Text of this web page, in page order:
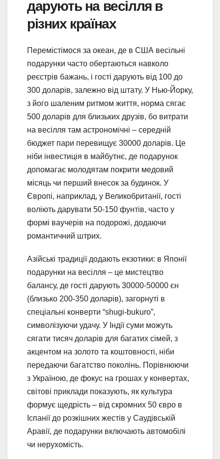
дарують на весілля в
різних країнах
Перемістімося за океан, де в США весільні
подарунки часто обертаються навколо
реєстрів бажань, і гості дарують від 100 до
300 доларів, залежно від штату. У Нью-Йорку,
з його шаленим ритмом життя, норма сягає
500 доларів для близьких друзів, бо витрати
на весілля там астрономічні – середній
бюджет пари перевищує 30000 доларів. Це
ніби інвестиція в майбутнє, де подарунок
допомагає молодятам покрити медовий
місяць чи перший внесок за будинок. У
Європі, наприклад, у Великобританії, гості
воліють дарувати 50-150 фунтів, часто у
формі ваучерів на подорожі, додаючи
романтичний штрих.
Азійські традиції додають екзотики: в Японії
подарунки на весілля – це мистецтво
балансу, де гості дарують 30000-50000 єн
(близько 200-350 доларів), загорнуті в
спеціальні конверти “shugi-bukuro”,
символізуючи удачу. У Індії суми можуть
сягати тисяч доларів для багатих сімей, з
акцентом на золото та коштовності, ніби
передаючи багатство поколінь. Порівнюючи
з Україною, де фокус на грошах у конвертах,
світові приклади показують, як культура
формує щедрість – від скромних 50 євро в
Іспанії до розкішних жестів у Саудівській
Аравії, де подарунки включають автомобілі
чи нерухомість.